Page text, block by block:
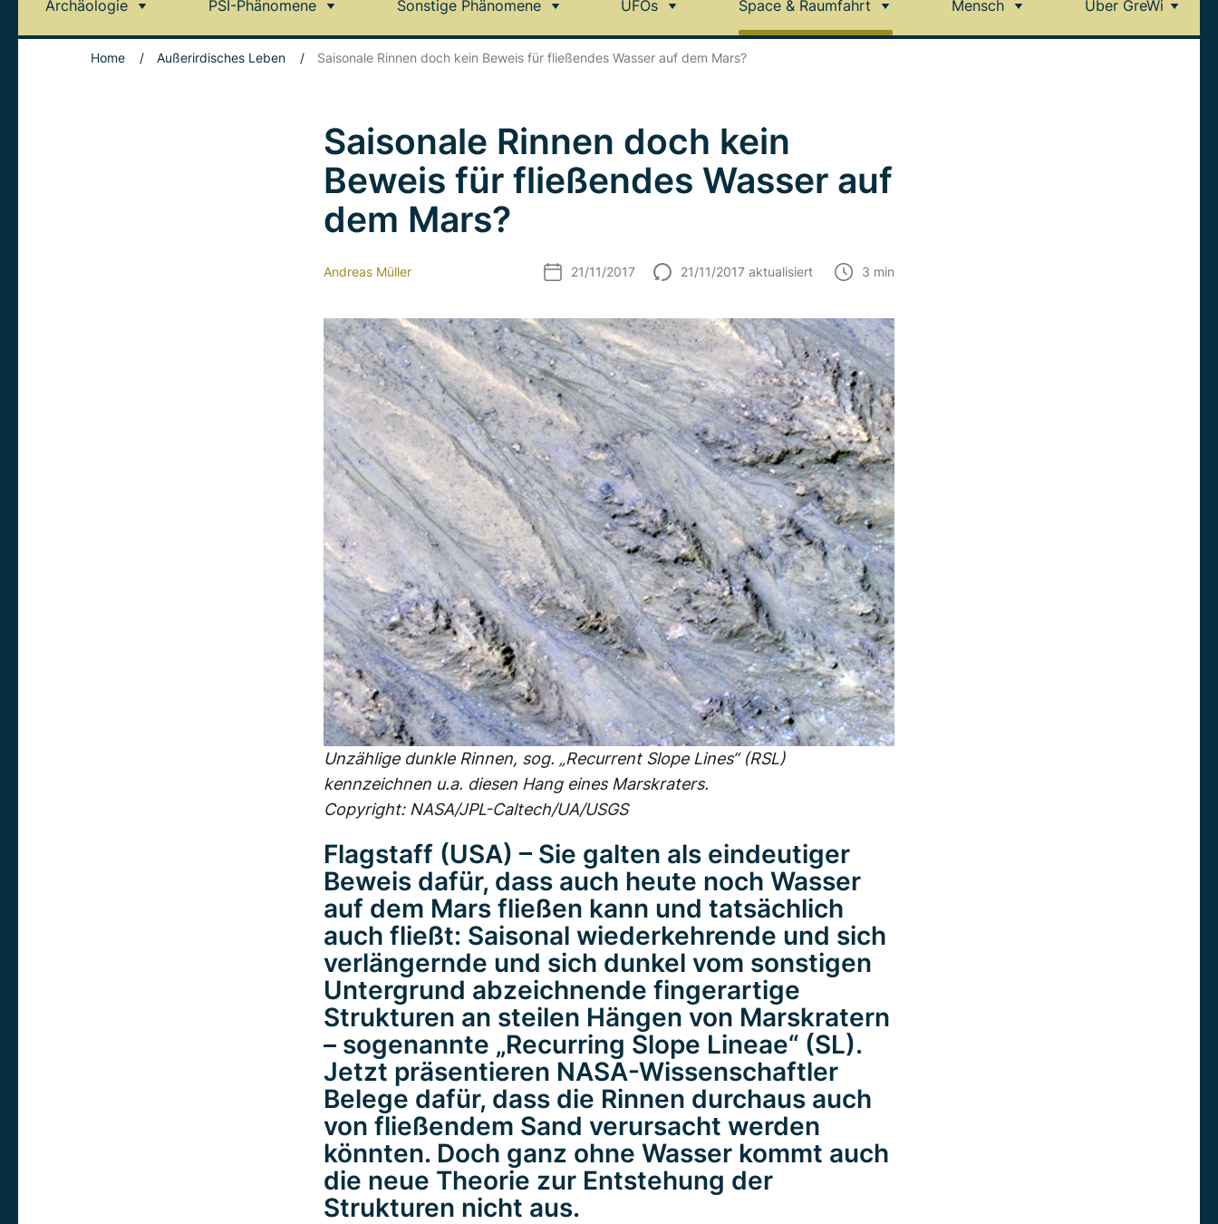
Archäologie PSI-Phänomene Sonstige Phänomene UFOs Space & Raumfahrt Mensch Über GreWi
Home / Außerirdisches Leben / Saisonale Rinnen doch kein Beweis für fließendes Wasser auf dem Mars?
Saisonale Rinnen doch kein
Beweis für fließendes Wasser auf
dem Mars?
Andreas Müller 21/11/2017 21/11/2017 aktualisiert 3 min
Unzählige dunkle Rinnen, sog. „Recurrent Slope Lines“ (RSL)
kennzeichnen u.a. diesen Hang eines Marskraters.
Copyright: NASA/JPL-Caltech/UA/USGS
Flagstaff (USA) – Sie galten als eindeutiger
Beweis dafür, dass auch heute noch Wasser
auf dem Mars fließen kann und tatsächlich
auch fließt: Saisonal wiederkehrende und sich
verlängernde und sich dunkel vom sonstigen
Untergrund abzeichnende fingerartige
Strukturen an steilen Hängen von Marskratern
– sogenannte „Recurring Slope Lineae“ (SL).
Jetzt präsentieren NASA-Wissenschaftler
Belege dafür, dass die Rinnen durchaus auch
von fließendem Sand verursacht werden
könnten. Doch ganz ohne Wasser kommt auch
die neue Theorie zur Entstehung der
Strukturen nicht aus.